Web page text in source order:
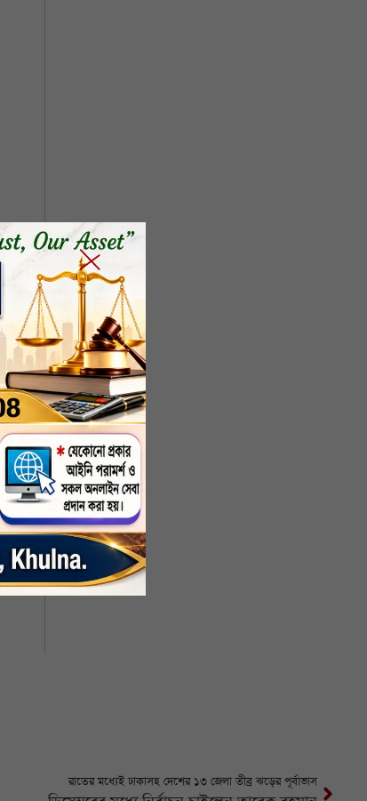
রাতের মধ্যেই ঢাকাসহ দেশের ১৩ জেলা তীব্র ঝড়ের পূর্বাভাস